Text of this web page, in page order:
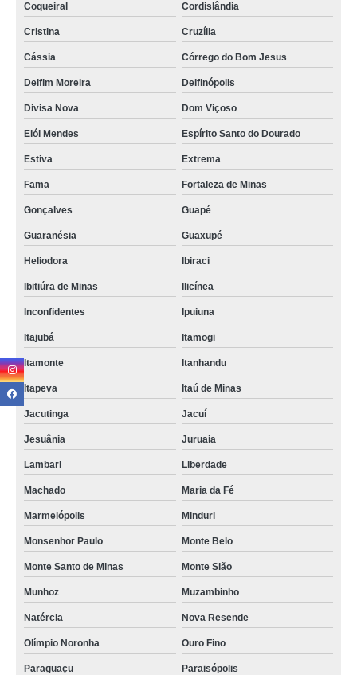
Coqueiral Cordislândia
Cristina Cruzília
Cássia Córrego do Bom Jesus
Delfim Moreira Delfinópolis
Divisa Nova Dom Viçoso
Elói Mendes Espírito Santo do Dourado
Estiva Extrema
Fama Fortaleza de Minas
Gonçalves Guapé
Guaranésia Guaxupé
Heliodora Ibiraci
Ibitiúra de Minas Ilicínea
Inconfidentes Ipuiuna
Itajubá Itamogi
Itamonte Itanhandu
Itapeva Itaú de Minas
Jacutinga Jacuí
Jesuânia Juruaia
Lambari Liberdade
Machado Maria da Fé
Marmelópolis Minduri
Monsenhor Paulo Monte Belo
Monte Santo de Minas Monte Sião
Munhoz Muzambinho
Natércia Nova Resende
Olímpio Noronha Ouro Fino
Paraguaçu Paraisópolis